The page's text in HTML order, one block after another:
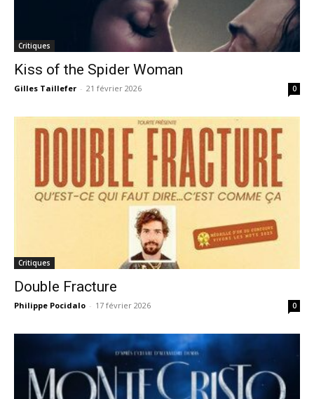
Critiques
Kiss of the Spider Woman
Gilles Taillefer - 21 février 2026 0
Critiques
Double Fracture
Philippe Pocidalo - 17 février 2026 0